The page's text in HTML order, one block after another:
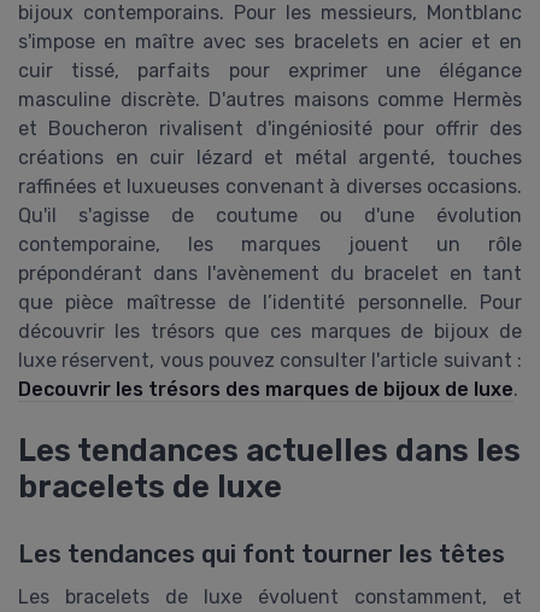
bijoux contemporains. Pour les messieurs, Montblanc
s'impose en maître avec ses bracelets en acier et en
cuir tissé, parfaits pour exprimer une élégance
masculine discrète. D'autres maisons comme Hermès
et Boucheron rivalisent d'ingéniosité pour offrir des
créations en cuir lézard et métal argenté, touches
raffinées et luxueuses convenant à diverses occasions.
Qu'il s'agisse de coutume ou d'une évolution
contemporaine, les marques jouent un rôle
prépondérant dans l'avènement du bracelet en tant
que pièce maîtresse de l’identité personnelle. Pour
découvrir les trésors que ces marques de bijoux de
luxe réservent, vous pouvez consulter l'article suivant :
Decouvrir les trésors des marques de bijoux de luxe.
Les tendances actuelles dans les
bracelets de luxe
Les tendances qui font tourner les têtes
Les bracelets de luxe évoluent constamment, et